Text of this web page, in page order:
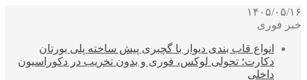
۱۴۰۵/۰۵/۱۶
خبر فوری
انواع قاب بندی دیوار با گچبری پیش ساخته پلی یورتان
دکارت؛ تحولی لوکس، فوری و بدون تخریب در دکوراسیون
داخلی